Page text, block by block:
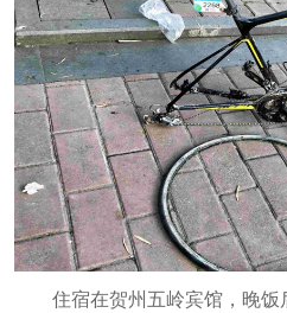
住宿在贺州五岭宾馆，晚